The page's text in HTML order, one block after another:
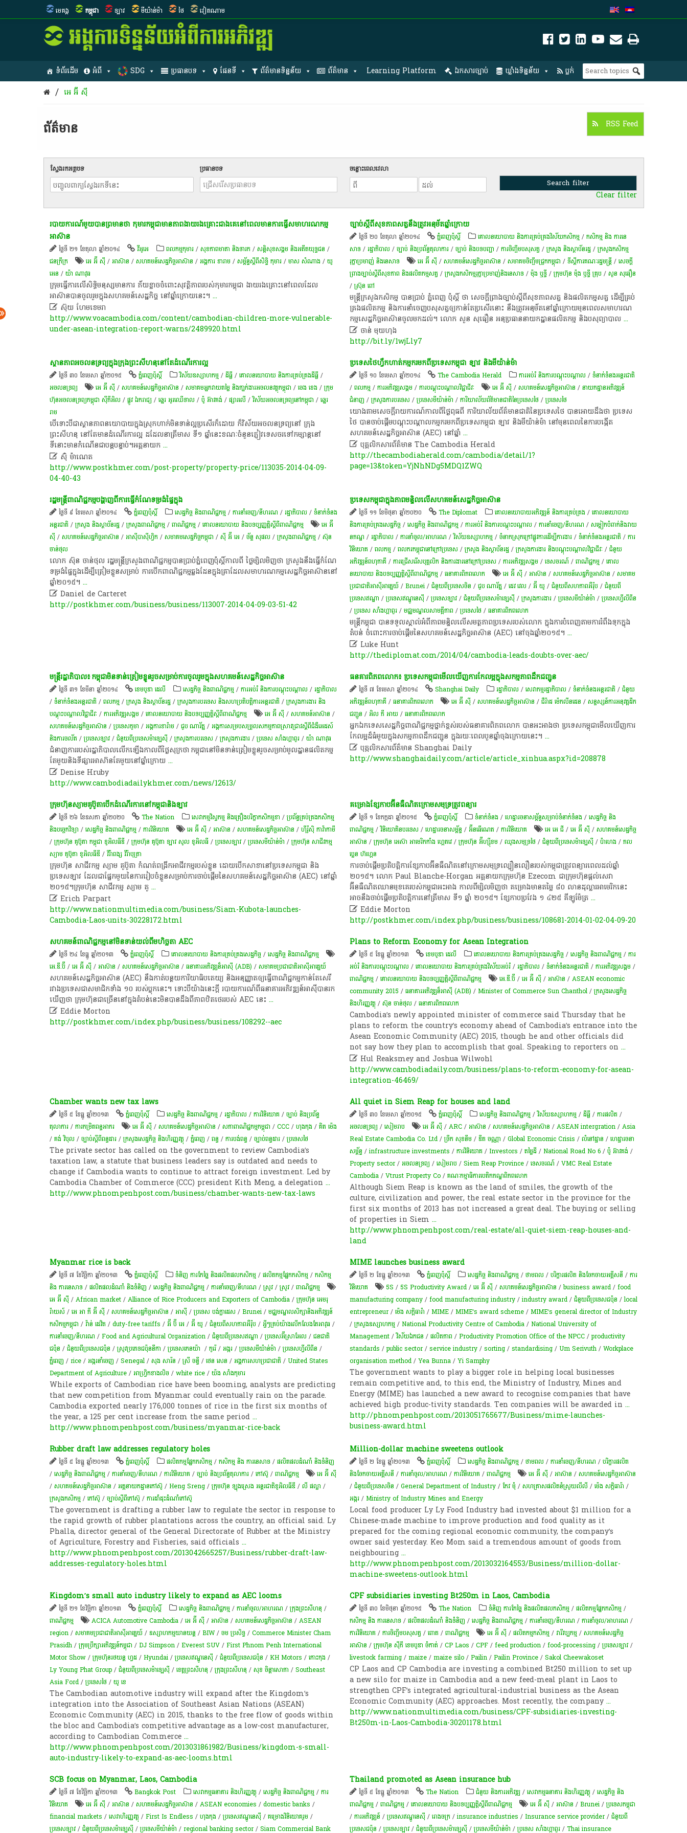
មេគង្គ កម្ពុជា ឡាវ មីយ៉ាន់ម៉ា ថៃ វៀតណាម
ទំព័រដើម អំពី SDG ប្រធានបទ ផែនទី ព័ត៌មានទិន្នន័យ ព័ត៌មាន Learning Platform ឯកសារច្បាប់ ឃ្លាំងទិន្នន័យ ប្លក់
/ អេ អ៊ី ស៊ី
ព័ត៌មាន​ RSS Feed
ស្វែងរកអត្ថបទ ប្រធានបទ ចន្លោះពេលវេលា
Clear filter
របាយការណ៍​មួយ​បាន​ព្រមាន​ថា​ កុមារ​កម្ពុជា​មាន​ភាព​ងាយ​រង​គ្រោះ​ជាងគេ​នៅ​ពេល​មានការ​ធ្វើ​សមាហរណកម្ម​
អាស៊ាន​
ថ្ងៃទី ២១ ខែតុលា ឆ្នាំ២០១៤ វីអូអេ ពលកម្មកុមារ/សុខភាពមាតា និងទារក/សន្តិសុខសង្គម និងអតីតយុទ្ធជន /
ជនក្រីក្រ
អេ អ៊ី ស៊ី/អាស៊ាន /សហគមន៍​សេដ្ឋកិច្ច​អាស៊ាន /អង្គការ ខារាម/សម្ព័ន្ធស្តីពីសិទ្ធិ កុមារ/មាស​ សំណាង /យូ
អេន /យ៉ា ណាវុធ
​ក្រុម​ធ្វើការ​លើ​សិ​ទិ្ធ​មនុស្ស​មានការ​ ភ័យ​ខ្លាច​ចំពោះ​សុវត្ថិភាព​របស់​កុមារ​កម្ពុជា​ ងាយ​រង​គ្រោះ​នៅ​ពេល​ដែល​
អាស៊ាន​បាន​ចូលរួម​ក្នុង​សហគមន៍​សេដ្ឋកិច្ច​ នៅ​ឆ្នាំ​ក្រោយ​នេះ​។​ ...
ស៊ុយ ហែមខេមរា
http://www.voacambodia.com/content/cambodian-children-more-vulnerable-
under-asean-integration-report-warns/2489920.html
ច្បាប់​ស្តីពី​សុខភាព​សត្វ​នឹង​ត្រូវ​អនុម័ត​ឆ្នាំ​ក្រោយ
ថ្ងៃទី ២០ ខែតុលា ឆ្នាំ២០១៤ ភ្នំពេញប៉ុស្តិ៍ គោលនយោបាយ និងការគ្រប់គ្រងវិស័យកសិកម្ម/កសិកម្ម​ និង​ ការ​នេ​
សាទ​/រដ្ឋាភិបាល/ច្បាប់ និងប្រព័ន្ធតុលាការ/ច្បាប់ និងបទបញ្ជា /​ការចិញ្ចឹម​បសុសត្វ​/ក្រសួង និងស្ថាប័នរដ្ឋ/ក្រសួងកសិកម្ម
រុក្ខាប្រមាញ់ និងនេសាទ
អេ អ៊ី ស៊ី/សហគមន៍​សេដ្ឋកិច្ច​អាស៊ាន /សមាគម​ចិញ្ចឹម​ជ្រូក​កម្ពុជា /ទីស្តីការគណៈរដ្ឋមន្រ្តី /សេចក្តី
ព្រាងច្បាប់ស្តីពីសុខភាព និងផលិតកម្មសត្វ/ក្រសួងកសិកម្មរុក្ខាប្រមាញ់និងនេសាទ/ម៉ុង ឬទ្ធី/ក្រុមហ៊ុន​ ម៉ុង ឫទ្ធី គ្រុប​/សួន សុធឿន
/ស្រ៊ុន ពៅ
មន្ដ្រី​ក្រសួង​កសិកម្ម បាន​ប្រាប់ ភ្នំពេញ ប៉ុស្ដិ៍ ថា សេចក្ដី​ព្រាង​ច្បាប់​ស្ដីពី​សុខភាព​សត្វ និង​ផលិត​កម្ម​សត្វ ដើម្បី​គ្រប់​
គ្រង​ផលិត​កម្ម និង​ការ​នាំ​ចេញ​បសុសត្វ​ឲ្យ​កាន់​តែ​ប្រសើរ​នោះ នឹង​ត្រូវ​អនុម័ត​នៅ​ឆ្នាំ​ក្រោយ​មុន​ពេល​សមាហរណ​
កម្ម​សេដ្ឋកិច្ច​អាស៊ាន​ចូល​មក​ដល់។ លោក សួន សុធឿន អនុ​ប្រធាន​នាយកដ្ឋាន​ផលិត​កម្ម និង​បសុ​ព្យាបាល...
 ចាន់ មុយហុង
http://bit.ly/1wjLly7
ស្ថានភាព​អចលនទ្រព្យ​ក្នុង​ក្រុងព្រះសីហនុ​នៅ​តែ​ដំណើរការ​ល្អ​
ថ្ងៃទី ៣០ ខែមេសា ឆ្នាំ២០១៥ ភ្នំពេញប៉ុស្តិ៍ វិស័យឧស្សាហកម្ម/ដីធ្លី/គោលនយោបាយ និង​ការគ្រប់គ្រង​ដីធ្លី/
អចលនទ្រព្យ​
អេ អ៊ី ស៊ី/សហគមន៍​សេដ្ឋកិច្ច​អាស៊ាន /សមាគម​អ្នក​វាយតម្លៃ និង​ភា្នក់ងារ​អចលន​វត្ថុ​កម្ពុជា /ចេង ខេង /​ក្រុម
ហ៊ុន​អចលន​ទ្រព្យ​កម្ពុជា ស៊ីភីអិល/ផ្លូវ ឯករាជ្យ/ឆ្នេរ អូរឈើទាល/ប៉ូ អ៊ាវគង់ /ផ្សារលើ/វិស័យ​អចលនទ្រព្យ​នៅកម្ពុជា /ឆ្នេរ
រាម
​បើ​ទោះបីជា​ស្ថានភាព​នយោបាយ​ក្នុងស្រុក​ហាក់​មិន​ទាន់​ល្អ​ប្រសើរ​ក៏​ដោយ​ ក៏​វិស័យ​អចលនទ្រព្យ​នៅ​ ក្រុង
ព្រះសីហនុ​ នៅ​តែ​មានដំណើរ​ការ​ល្អ​ ដដែល​នា​ត្រីមាស​ ទី​១​ ឆ្នាំ​នេះ​ខណៈ​ចំនួន​ភ្ញៀវ​ទេសចរ​ទៅ​កម្សាន្ត​នៅ​
ទីនោះ​មាន​កំណើន​ជា​បន្តបន្ទាប់​។​ ​អគ្គនាយក ...
ស៊ុំ ម៉ាណេត
http://www.postkhmer.com/post-property/property-price/113035-2014-04-09-
04-40-43
ប្រទេស​ថៃ​ហ្វឹកហាត់​កម្មករ​មក​ពី​ប្រទេស​កម្ពុជា​ ឡាវ​ និង​មី​យ៉ា​ន់​ម៉ា​
ថ្ងៃទី ១០ ខែមេសា ឆ្នាំ២០១៤ The Cambodia Herald ការអប់រំ និងការបណ្តុះបណ្តាល/ទំនាក់ទំនងអន្តរជាតិ
/ពល​កម្ម/ការ​អភិវឌ្ឍ​សង្គម/ការបណ្តុះបណ្តាលវិជ្ជាជីវៈ អេ អ៊ី ស៊ី/សហគមន៍​សេដ្ឋកិច្ច​អាស៊ាន /នាយកដ្ឋានអភិវឌ្ឍន៍
ជំនាញ /ក្រសួងការបរទេស/ប្រទេសមីយ៉ាន់ម៉ា /ការិយាល័យព័ត៌មានជាតិនៃប្រទេសថៃ /ប្រទេសថៃ
​យោង​តាម​សេចក្តីរាយការណ៍​កាលពី​ថ្ងៃ​ពុធ​ពី​ ការិយាល័យ​ព័ត៌មាន​ជាតិ​នៃ​ប្រទេស​ថៃ​ បានអោយ​ដឹង​ថា​ ប្រទេស​
ថៃ​ បាន​ចាប់ផ្តើម​បណ្តុះបណ្តាល​កម្មករ​មក​ពី​ប្រទេស​កម្ពុជា​ ឡាវ​ និង​មី​យ៉ា​ន់​ម៉ា​ នៅ​មុន​ពេល​នៃ​ការ​បង្កើត​
សហគមន៍​សេដ្ឋកិច្ច​អាស៊ាន​ (AEC)​ នៅ​ឆ្នាំ...
 បុគ្គលិកសារព័ត៌មាន The Cambodia Herald
http://thecambodiaherald.com/cambodia/detail/1?
page=13&token=YjNhNDg5MDQ1ZWQ
រដ្ឋ​មន្ត្រី​ពាណិជ្ជកម្ម​បង្ហាញ​ពី​ការ​ធ្វើ​កំណែ​ទម្រង់​ផ្ទៃ​ក្នុង
ថ្ងៃទី ៩ ខែមេសា ឆ្នាំ២០១៤ ភ្នំពេញប៉ុស្តិ៍ សេដ្ឋកិច្ច និងពាណិជ្ជកម្ម/ការនាំចេញ/នីហរណ /រដ្ឋាភិបាល/ទំនាក់ទំនង
អន្តរជាតិ/ក្រសួង និងស្ថាប័នរដ្ឋ/ក្រសួងពាណិជ្ជកម្ម/ពាណិជ្ជកម្ម/គោលនយោបាយ និងបទប្បញ្ញត្តិស្តីពីពាណិជ្ជកម្ម
អេ អ៊ី
ស៊ី/សហគមន៍​សេដ្ឋកិច្ច​អាស៊ាន /អាស៊ីបាស៊ីហ្វិក/សមាគម​សេដ្ឋ​កិច្ច​កម្ពុជា​ /ស៊ី អ៊ី អេ/ច័ន្ទ សុផល/ក្រសួងពាណិជ្ជកម្ម/ស៊ុន
ចាន់ថុល
លោក ​ស៊ុន​ ចាន់​ថុល​ រដ្ឋ​មន្ត្រី​ក្រសួង​ពាណិជ្ជកម្ម​បាន​ប្រាប់​ភ្នំពេញ​ប៉ុស្តិ៍​កាល​ពី​ ថ្ងៃ​ម្សិល​មិញ​ថា ​ក្រសួង​នឹង​ធ្វើ​កំណែ​
ទម្រង់​ផ្ទៃ​ក្នុង​ដើម្បី​ត្រៀម​ខ្លួន​សម្រាប់​ ការ​បើក​ពាណិជ្ជកម្ម​ឆ្លង​ដែន​ក្នុង​គ្រា​ដែល​​សមាហរណកម្ម​សេដ្ឋកិច្ច​អាស៊ាន​នៅ​
ឆ្នាំ​២០១៥។ ...
Daniel de Carteret
http://postkhmer.com/business/business/113007-2014-04-09-03-51-42
ប្រទេស​កម្ពុជា​ក្នុង​ភាព​មន្ទិល​លើ​សហគមន៍​សេដ្ឋកិច្ច​អាស៊ាន​
ថ្ងៃទី ១១ ខែមិថុនា ឆ្នាំ២០២០ The Diplomat គោលនយោបាយ​អភិវឌ្ឍន៍​ និង​ការ​គ្រប់គ្រង​ /គោលនយោបាយ
និងការគ្រប់គ្រងសេដ្ឋកិច្ច/សេដ្ឋកិច្ច និងពាណិជ្ជកម្ម/ការអប់រំ និងការបណ្តុះបណ្តាល/ការនាំចេញ/នីហរណ /​សម្លៀក​បំពាក់​និង​វាយ​
ន​ភ​ណ្ឌ​ /រដ្ឋាភិបាល/ការនាំចូល/អាហរណ /វិស័យឧស្សាហកម្ម/ចំនាកស្រុកក្រៅផ្លូវការដើម្បីការងារ/ទំនាក់ទំនងអន្តរជាតិ/ការ
វិនិយោគ/ពល​កម្ម/ពលករកម្ពុជានៅក្រៅប្រទេស/ក្រសួង និងស្ថាប័នរដ្ឋ/ក្រសួងការងារ និងបណ្តុះបណ្តាលវិជ្ជាជីវៈ /ជំនួយ
អភិវឌ្ឍន៍ពហុភាគី/ការជ្រើសរើសបុគ្គលិក និងការងារនៅក្រៅប្រទេស/ការ​អភិវឌ្ឍ​សង្គម/ទេសចរណ៍/ពាណិជ្ជកម្ម/គោល
នយោបាយ និងបទប្បញ្ញត្តិស្តីពីពាណិជ្ជកម្ម/ធនាគារពិភពលោក អេ អ៊ី ស៊ី/អាស៊ាន /សហគមន៍​សេដ្ឋកិច្ច​អាស៊ាន /សមាគម
ប្រជាជាតិអាស៊ីអាគ្នេយ៍/Brunei/ជំនួយពីប្រទេសចិន /ជួប ណារ័ត្ន/ដេវ វេល/អ៊ី យូ/ជំនួយពីសហភាពអឺរ៉ុប/ជំនួយពី
ប្រទេសឥណ្ឌា /ប្រទេសឥណ្ឌូនេស៊ី/ប្រទេសឡាវ/ជំនួយពីប្រទេសម៉ាឡេស៊ី​​/ក្រសួងការងារ/ប្រទេសមីយ៉ាន់ម៉ា /ប្រទេសហ្វីលីពីន
/ប្រទេស សាំងហ្គាពួរ/មជ្ឈ​មណ្ឌល​​សាម​​គ្គីភា​ព /ប្រទេសថៃ /ធនាគារពិភពលោក
មន្ត្រី​កម្ពុជា​ បាន​ទទួលស្គាល់​អំពី​ភាព​មន្ទិល​លើ​សមត្ថភាព​ប្រទេស​របស់​លោក​ ក្នុង​ការ​បំពេញ​តាម​ការ​រំពឹង​ទុក​ក្នុង​
តំបន់​ ចំពោះ​ការ​ចាប់ផ្តើម​នៃ​សហគមន៍​សេដ្ឋកិច្ច​អាស៊ាន​ (AEC)​ នៅ​ចុងឆ្នាំ​២០១៥​។​...
 Luke Hunt
http://thediplomat.com/2014/04/cambodia-leads-doubts-over-aec/
មន្ត្រី​រដ្ឋាភិបាល​៖ កម្ពុជា​មិន​ទាន់​​ត្រៀម​ខ្លួន​រួច​សម្រាប់​​​ការ​ចូល​រួម​ក្នុង​សហ​គមន៍​​សេដ្ឋកិច្ច​អាស៊ាន​
ថ្ងៃទី ៣១ ខែមីនា ឆ្នាំ២០១៤ ខេមបូឌា ដេលី សេដ្ឋកិច្ច និងពាណិជ្ជកម្ម/ការអប់រំ និងការបណ្តុះបណ្តាល/រដ្ឋាភិបាល
/ទំនាក់ទំនងអន្តរជាតិ/ពល​កម្ម/ក្រសួង និងស្ថាប័នរដ្ឋ/ក្រសួងការបរទេស និងសហប្រតិបត្តិការអន្តរជាតិ/ក្រសួងការងារ និង
បណ្តុះបណ្តាលវិជ្ជាជីវៈ /ការ​អភិវឌ្ឍ​សង្គម/គោលនយោបាយ និងបទប្បញ្ញត្តិស្តីពីពាណិជ្ជកម្ម អេ អ៊ី ស៊ី/សហ​គមន៍​​អាស៊ាន​​​​​ /
សហគមន៍​សេដ្ឋកិច្ច​អាស៊ាន /ប្រទេសភូមា /អង្គការ​ខារ៉ាម/ជួប ណារ័ត្ន/អង្គការសម្របសម្រួលសកម្មភាពស្រាវជ្រាវស្តីពីជំងឺអេដស៍
និងការចល័ត/ប្រទេសឡាវ/ជំនួយពីប្រទេសម៉ាឡេស៊ី​​/ក្រសួងការបរទេស/ក្រសួងការងារ/ប្រទេស សាំងហ្គាពួរ/យ៉ា ណាវុធ
ជំនាញការ​របស់​រដ្ឋាភិបាល​​​លើក​ឡើង​កាលពីថ្ងៃសុក្រថា កម្ពុជា​​​​នៅ​​​មិនទាន់​ត្រៀម​​​ខ្លួនរួច​សម្រាប់​មូល​ដ្ឋាន​​ផលិត​កម្ម
តែមួយ​និ​ង​ទីផ្សារ​អាសា៊ន​​​តែ​មួយ​​​នៅ​ឆ្នាំ​​​​​​​ក្រោយ​ ...
Denise Hruby
http://www.cambodiadailykhmer.com/news/12613/
ធន​គារ​ពិភព​លោក​៖ ប្រទេស​កម្ពុជា​មើល​ឃើញ​ការ​កែ​លម្អ​ក្នុង​សកម្មភាព​ដឹក​ជញ្ជូន
ថ្ងៃទី ៧ ខែមេសា ឆ្នាំ២០១៤ Shanghai Daily រដ្ឋាភិបាល/សេវាកម្មរដ្ឋាភិបាល/ទំនាក់ទំនងអន្តរជាតិ/ជំនួយ
អភិវឌ្ឍន៍ពហុភាគី/ធនាគារពិភពលោក អេ អ៊ី ស៊ី/សហគមន៍​សេដ្ឋកិច្ច​អាស៊ាន /ជឺរ៉ាដ ម៉េកលីនដេន /សន្ទស្សន៍ការអនុវត្តដឹក
ជញ្ជូន /អិល ភី អាយ/ធនាគារពិភពលោក
អ្នក​ឯកទេស​សេដ្ឋកិច្ច​ពាណិជ្ជកម្ម​ថ្នាក់​ខ្ពស់​របស់​ធនាគារ​ពិភពលោក បានអះអាងថា ប្រទេសកម្ពុជាមើលឃើញការ​
កែលម្អដ៏ធំមួយក្នុងសកម្មភាព​ដឹក​ជញ្ជូន ក្នុងរយៈពេល​បួនឆ្នាំចុងក្រោយនេះ។...
 បុគ្កលិកសារព័ត៌មាន Shanghai Daily
http://www.shanghaidaily.com/article/article_xinhua.aspx?id=208878
ក្រុមហ៊ុន​ស្យាម​គូ​ប៊ូ​តា​បើក​ដំណើរការ​នៅ​កម្ពុជា​និង​ឡាវ​
ថ្ងៃទី ២៦ ខែឧសភា ឆ្នាំ២០២០ The Nation សេវាកម្មវិស្វកម្ម និងគ្រឿងបរិក្ខាកសិកម្មខា​ /ប្រព័ន្ធគ្រប់គ្រងកសិកម្ម
និងបច្ចេកវិទ្យា /សេដ្ឋកិច្ច និងពាណិជ្ជកម្ម/ការវិនិយោគ អេ អ៊ី ស៊ី/អាស៊ាន /សហគមន៍​សេដ្ឋកិច្ច​អាស៊ាន /ហ៊ីរ៉ូស៊ិ កាវ៉ាកាមី
/ក្រុមហ៊ុន គូប៊ូតា កម្ពុជា ខូអិលធីឌី /ក្រុមហ៊ុន គូប៊ូតា ឡាវ សូល ខូអិលធី/ប្រទេសឡាវ/ប្រទេសមីយ៉ាន់ម៉ា /ក្រុមហ៊ុន​ សាជីវកម្ម​
ស្យាម​ គូ​ប៊ូ​តា ខូអិលធីឌី /វីរ៉ាពង្ស វីរ៉ាបុត្រា
ក្រុមហ៊ុន​ សាជីវកម្ម​ ស្យាម​ គូ​ប៊ូ​តា​ កំណត់​ពង្រីក​អាជីវកម្ម​របស់​ខ្លួន​ ដោយ​បើក​សាខា​នៅ​ប្រទេស​កម្ពុជា​ និង​
ប្រទេស​ឡាវ​ ដែល​ជា​ផ្នែក​មួយ​នៃ​ការ​រៀបចំ​ខ្លួន​សម្រាប់​ការ​ចាប់ផ្តើម​នៃ​សហគមន៍​សេដ្ឋកិច្ច​អាស៊ាន​ (AEC)​ នៅ​ឆ្នាំ​
២០១៥​។​ ​ក្រុមហ៊ុន​ សាជីវកម្ម​ ស្យាម​ គូ ...
Erich Parpart
http://www.nationmultimedia.com/business/Siam-Kubota-launches-
Cambodia-Laos-units-30228172.html
គម្រោង​ខ្សែ​កាប​អ៊ីនធឺណិត​ក្រោម​សមុទ្រ​ត្រូវ​ពន្យារ
ថ្ងៃទី ១ ខែកក្កដា ឆ្នាំ២០១៥ ភ្នំពេញប៉ុស្តិ៍ ទំនាក់ទំនង /ហេដ្ឋារចនាសម្ព័ន្ធសម្រាប់ទំនាក់ទំនង /សេដ្ឋកិច្ច និង
ពាណិជ្ជកម្ម/វិនិយោគិនបរទេស/ហេដ្ឋារចនាសម្ព័ន្ធ /អ៊ីនធើណេត/ការវិនិយោគ អេ អេ ជី /អេ អ៊ី ស៊ី/សហគមន៍​សេដ្ឋកិច្ច​
អាស៊ាន /ក្រុមហ៊ុន អេស៊ា អាមេរិកកាំង ហ្គេតវេ/ក្រុមហ៊ុន អ៊ីហ្ស៊ីខម/ឈូងសមុទ្រថៃ /ជំនួយពីប្រទេសម៉ាឡេស៊ី​​/ប៉ាហេង /ភល
ប្លេន ហ៊ហ្គេន
ការ​ចាប់ផ្តើម​ប្រតិបត្តិការ​ខ្សែ​កាប​អ៊ីនធឺណិត​នៅ​ក្រោម​សមុទ្រ​ល្បឿន​លឿន​របស់​កម្ពុជា​ត្រូវ​ពន្យារ​ពេល​ដល់​ឆ្នាំ
២០១៥។ លោក Paul Blanche-Horgan អគ្គ​នាយក​ក្រុមហ៊ុន Ezecom ជា​ក្រុមហ៊ុន​ផ្ដល់​សេវា​
អ៊ីនធឺណិត​ឈាន​មុខ​គេ​របស់​កម្ពុជា​អះអាង កាល​ពី​ម្សិលមិញ​ថា គម្រោង​មាន​តម្លៃ ៨០ លាន​ដុល្លារ​អាមេរិក​នេះ
អាច​នឹង​ចាប់ផ្ដើម​ប្រតិបត្តិការ​នៅ​ត្រីមាស ទី១ ឆ្នាំ ២០១៥។ ខ្សែ​កាប​ប្រវែង ១ ៤២៥ គីឡូម៉ែត្រ...
 Eddie Morton
http://postkhmer.com/index.php/business/business/108681-2014-01-02-04-09-20
សហគមន៍​ពាណិជ្ជកម្ម​នៅ​មិន​ទាន់​យល់​ពី​មហិច្ឆតា AEC
ថ្ងៃទី ២៤ ខែធ្នូ ឆ្នាំ២០១៣ ភ្នំពេញប៉ុស្តិ៍ គោលនយោបាយ និងការគ្រប់គ្រងសេដ្ឋកិច្ច/សេដ្ឋកិច្ច និងពាណិជ្ជកម្ម
អេ.ឌី.ប៊ី/អេ អ៊ី ស៊ី/អាស៊ាន /សហគមន៍​សេដ្ឋកិច្ច​អាស៊ាន /ធនាគារអភិវឌ្ឍន៏អាស៊ី (ADB) /សមាគមប្រជាជាតិអាស៊ីអាគ្នេយ៍
សហគមន៍​សេដ្ឋកិច្ច​អាស៊ាន (AEC) នឹង​កាត់​បន្ថយ​ការិយាធិបតេយ្យ និង​អនុញ្ញាត​ឲ្យ​ធ្វើ​ពាណិជ្ជកម្ម​កាន់​តែ​សេរី​
រវាង​ប្រទេស​ជា​សមាជិក​ទាំង ១០ របស់​ប្លុក​នេះ។ ទោះ​បី​យ៉ាង​នេះ​ក្តី របាយ​ការណ៍​ពី​ធនាគារ​អភិវឌ្ឍន៍​អាស៊ី​បាន​រក​
ឃើញ​ថា ក្រុមហ៊ុន​ជាច្រើន​នៅ​ក្នុង​តំបន់​នេះ​មិន​បាន​ដឹង​ពី​ភាព​ឋិតថេរ​របស់ AEC នេះ ...
Eddie Morton
http://postkhmer.com/index.php/business/business/108292--aec
Plans to Reform Economy for Asean Integration
ថ្ងៃទី ៥ ខែធ្នូ ឆ្នាំ២០១៣ ខេមបូឌា ដេលី គោលនយោបាយ និងការគ្រប់គ្រងសេដ្ឋកិច្ច/សេដ្ឋកិច្ច និងពាណិជ្ជកម្ម/ការ
អប់រំ និងការបណ្តុះបណ្តាល/គោលនយោបាយ និងការគ្រប់គ្រងវិស័យអប់រំ/រដ្ឋាភិបាល/ទំនាក់ទំនងអន្តរជាតិ/ការ​អភិវឌ្ឍ​សង្គម/
ពាណិជ្ជកម្ម/គោលនយោបាយ និងបទប្បញ្ញត្តិស្តីពីពាណិជ្ជកម្ម អេ.ឌី.ប៊ី/អេ អ៊ី ស៊ី/អាស៊ាន /ASEAN economic
community 2015 /ធនាគារអភិវឌ្ឍន៏អាស៊ី (ADB) /Minister of Commerce Sun Chanthol/ក្រសួងសេដ្ឋកិច្ច
និងហិរញ្ញវត្ថុ/ស៊ុន ចាន់ថុល/ធនាគារពិភពលោក
Cambodia’s newly appointed minister of commerce said Thursday that he
plans to reform the country’s economy ahead of Cambodia’s entrance into the
Asean Economic Community (AEC) 2015, though he and other officials did
not say how they plan to accomplish that goal. Speaking to reporters on...
 Hul Reaksmey and Joshua Wilwohl
http://www.cambodiadaily.com/business/plans-to-reform-economy-for-asean-
integration-46469/
Chamber wants new tax laws
ថ្ងៃទី ៥ ខែធ្នូ ឆ្នាំ២០១៣ ភ្នំពេញប៉ុស្តិ៍ សេដ្ឋកិច្ច និងពាណិជ្ជកម្ម/រដ្ឋាភិបាល/ការវិនិយោគ/ច្បាប់ និងប្រព័ន្ធ
តុលាការ/ការកម្រិតពន្ធអាករ អេ អ៊ី ស៊ី/សហគមន៍​សេដ្ឋកិច្ច​អាស៊ាន /សភា​ពាណិជ្ជកម្ម​កម្ពុជា​ /CCC/ហុងកុង /គិត ម៉េង
/គង់ វិបុល/ច្បាប់ស្តីពីពន្ធដារ/ក្រសួងសេដ្ឋកិច្ច និងហិរញ្ញវត្ថុ/ភ្នំពេញ /ពន្ធ /ការបង់ពន្ធ /ច្បាប់​ពន្ធដារ/ប្រទេសថៃ
The private sector has called on the government to review Cambodia’s
taxation law, a statute that business leaders say is outdated and needs to
change if Cambodia wants to continue to attract foreign investment. Led by
Cambodia Chamber of Commerce (CCC) president Kith Meng, a delegation ...
http://www.phnompenhpost.com/business/chamber-wants-new-tax-laws
All quiet in Siem Reap for houses and land
ថ្ងៃទី ៣០ ខែមេសា ឆ្នាំ២០១៥ ភ្នំពេញប៉ុស្តិ៍ សេដ្ឋកិច្ច និងពាណិជ្ជកម្ម/វិស័យឧស្សាហកម្ម/ដីធ្លី/ការផលិត​/
អចលនទ្រព្យ​/សៀមរាប អេ អ៊ី ស៊ី/ARC/អាស៊ាន /សហគមន៍​សេដ្ឋកិច្ច​អាស៊ាន /ASEAN intergration/Asia
Real Estate Cambodia Co. Ltd/ច្រឹក សុខនីម/ឌឹត ចណ្ណា /Global Economic Crisis /លំនៅ​ដ្ឋាន /ហេដ្ឋារចនា
សម្ព័ន្ធ /infrastructure investments /ការវិនិយោគ/Investors /តម្លៃដី/National Road No 6/ប៉ូ អ៊ាវគង់/
Property sector/​អចលនទ្រព្យ​/សៀមរាប/Siem Reap Province/ទេសចរណ៍/VMC Real Estate
Cambodia/Vtrust Property Co/គណៈកម្មាធិការ​បេតិកភណ្ឌ​ពិភពលោក
Although Siem Reap is known as the land of smiles, the growth of the
culture, civilization and power, the real estate sector in the province for the
first six months of 2013 has not increased a great deal. The buying or selling
of properties in Siem...
http://www.phnompenhpost.com/real-estate/all-quiet-siem-reap-houses-and-
land
Myanmar rice is back
ថ្ងៃទី ៧ ខែវិច្ឆិកា ឆ្នាំ២០១៣ ភ្នំពេញប៉ុស្តិ៍ ទំនិញ ការកែច្នៃ និងផលិតផលកសិកម្ម/​ផលិតកម្ម​ផ្នែក​កសិកម្ម​/កសិកម្ម​
និង​ ការ​នេ​សាទ​/ផលិតផលដំណាំ និងទំនិញ /សេដ្ឋកិច្ច និងពាណិជ្ជកម្ម/ការនាំចេញ/នីហរណ /​ស្រូវ​/​ស្រូវ​/ពាណិជ្ជកម្ម
អេ អ៊ី ស៊ី/African market/Alliance of Rice Producers and Exporters of Cambodia/ក្រុមហ៊ុន អេមរុ
រ៉ាយស៍/អេ អា ភី អ៊ី ស៊ី/សហគមន៍​សេដ្ឋកិច្ច​អាស៊ាន /អាស៊ី/ប្រទេស បង់ក្លាដេស/Brunei/មជ្ឈមណ្ឌលសិក្សានិងអភិវឌ្ឍន៍
កសិកម្មកម្ពុជា /វ៉ាន់ ដេវិត/duty-free tariffs /អ៊ី ប៊ី អេ/អ៊ី យូ/ជំនួយពីសហភាពអឺរ៉ុប/អ្វីៗ​គ្រប់​យ៉ាង​លើក​លែង​តែ​អាវុធ/
ការនាំចេញ/នីហរណ /Food and Agricultural Organization/ជំនួយពីប្រទេសឥណ្ឌា /ប្រ​ទេស​អ៊ីស្រាអែល/ជនជាតិ
ជប៉ុន /ជំនួយពីប្រទេសជប៉ុន /​ស្រូវ​ប្រភេទ​ជប៉ុន​នី​កា /ប្រទេស​កេនយ៉ា ​ /កូរ៉េ/​អង្ករ/ប្រទេសមីយ៉ាន់ម៉ា /ប្រទេសហ្វីលីពីន /
ភ្នំពេញ /rice/​អង្ករ​នាំចេញ​​ /Senegal/សុង សារ៉ន /ស្រី ចន្ធី /ថេន​ សេន /អង្គការសហប្រជាជាតិ/United States
Department of Agriculture/អាហ្វ្រិកខាងលិច/white rice/យ៉ង សាំង​កុមារ
While exports of Cambodian rice have been booming, analysts are predicting
that new competition from Myanmar could eventually rain on the parade.
Cambodia exported nearly 176,000 tonnes of rice in the first six months of
the year, a 125 per cent increase from the same period ...
http://www.phnompenhpost.com/business/myanmar-rice-back
MIME launches business award
ថ្ងៃទី ២ ខែធ្នូ ឆ្នាំ២០១៣ ភ្នំពេញប៉ុស្តិ៍ សេដ្ឋកិច្ច និងពាណិជ្ជកម្ម/ថាមពល/បរិក្ខារផលិត និងចែកចាយអគ្គីសនី /ការ
វិនិយោគ
5S / 5S Productivity Award/អេ អ៊ី ស៊ី/សហគមន៍​សេដ្ឋកិច្ច​អាស៊ាន /business award/food
manufacturing company/food manufacturing industry/industry award/ជំនួយពីប្រទេសជប៉ុន /local
entrepreneur/ម៉េង សក្តិធារ៉ា /MIME/MIME’s award scheme/MIME’s general director of Industry
/ក្រសួងឧស្សាហកម្ម/National Productivity Centre of Cambodia/National University of
Management/វិស័យ​ឯកជន​ /ផលិតភាព /Productivity Promotion Office of the NPCC/productivity
standards /public sector/service industry/sorting/standardising/Um Serivuth/Workplace
organisation method/Yea Bunna/Yi Samphy
The government wants to play a bigger role in helping local businesses
remain competitive and, to this end, the Ministry of Industry, Mines and
Energy (MIME) has launched a new award to recognise companies that have
achieved high produc-tivity standards. Ten companies will be awarded in...
http://phnompenhpost.com/2013051765677/Business/mime-launches-
business-award.html
Rubber draft law addresses regulatory holes
ថ្ងៃទី ៥ ខែធ្នូ ឆ្នាំ២០១៣ ភ្នំពេញប៉ុស្តិ៍ ​ផលិតកម្ម​ផ្នែក​កសិកម្ម​/កសិកម្ម​ និង​ ការ​នេ​សាទ​/ផលិតផលដំណាំ និងទំនិញ
/សេដ្ឋកិច្ច និងពាណិជ្ជកម្ម/ការនាំចេញ/នីហរណ /ការវិនិយោគ/ច្បាប់ និងប្រព័ន្ធតុលាការ/​កៅស៊ូ​/ពាណិជ្ជកម្ម
អេ អ៊ី ស៊ី
/សហគមន៍​សេដ្ឋកិច្ច​អាស៊ាន /អគ្គ​នាយកដ្ឋាន​កៅស៊ូ​/Heng Sreng/ក្រុមហ៊ុន​ ឡុងស្រេង​​ អន្តរជាតិខូអិលធីឌី /លី ផល្លា /
ក្រសួងកសិកម្ម/កៅស៊ូ/ច្បាប់​ស្តី​ពី​កៅស៊ូ/ការ​ដាំដុះ​ដំណាំ​​កៅស៊ូ​
The government is drafting a rubber law to regulate the sector in response to
the rapid growth of rubber plantations across the country, an official said. Ly
Phalla, director general of the General Directorate of Rubber at the Ministry
of Agriculture, Forestry and Fisheries, said officials ...
http://www.phnompenhpost.com/2013042665257/Business/rubber-draft-law-
addresses-regulatory-holes.html
Million-dollar machine sweetens outlook
ថ្ងៃទី ២ ខែធ្នូ ឆ្នាំ២០១៣ ភ្នំពេញប៉ុស្តិ៍ សេដ្ឋកិច្ច និងពាណិជ្ជកម្ម/ថាមពល/ការនាំចេញ/នីហរណ /បរិក្ខារផលិត
និងចែកចាយអគ្គីសនី /ការនាំចូល/អាហរណ /ការវិនិយោគ/ពាណិជ្ជកម្ម អេ អ៊ី ស៊ី/អាស៊ាន /សហគមន៍​សេដ្ឋកិច្ច​អាស៊ាន
/ជំនួយពីប្រទេសចិន /General Department of Industry/កែវ មុំ/សហគ្រាស​ផលិត​នំ​ស្រួយ​លី​លី/ម៉េង សក្តិធារ៉ា /
អង្ករ/Ministry of Industry Mines and Energy
Local food producer Ly Ly Food Industry had invested about $1 million for a
Chinese-made machine to improve production and food quality as it
prepared for the coming regional economic community, the company’s
owner said yesterday. Keo Mom said a tremendous amount of goods from
neighbouring...
http://www.phnompenhpost.com/2013032164553/Business/million-dollar-
machine-sweetens-outlook.html
Kingdom’s small auto industry likely to expand as AEC looms
ថ្ងៃទី ២១ ខែវិច្ឆិកា ឆ្នាំ២០១៣ ភ្នំពេញប៉ុស្តិ៍ សេដ្ឋកិច្ច និងពាណិជ្ជកម្ម/ការនាំចូល/អាហរណ /ក្រុងព្រះសីហនុ /
ពាណិជ្ជកម្ម
ACICA Automotive Cambodia/អេ អ៊ី ស៊ី/អាស៊ាន /សហគមន៍​សេដ្ឋកិច្ច​អាស៊ាន /ASEAN
region/សមាគមប្រជាជាតិអាស៊ីអាគ្នេយ៍/ឧស្សាហកម្ម​យានយន្ត​ /BIW/ចម ប្រសិទ្ធ/Commerce Minister Cham
Prasidh/ក្រុមប្រឹក្សាអភិវឌ្ឍន៍កម្ពុជា /DJ Simpson/Everest SUV/First Phnom Penh International
Motor Show/ក្រុមហ៊ុនរថយន្ត ហ្វដ/Hyundai/ប្រទេសឥណ្ឌូនេស៊ី/ជំនួយពីប្រទេសជប៉ុន /KH Motors /កោះកុង /
Ly Young Phat Group/ជំនួយពីប្រទេសម៉ាឡេស៊ី​​/ខេត្ត​ព្រះសីហនុ​ /ក្រុងព្រះសីហនុ /សុខ ចិ​ន្តាសោភា /Southeast
Asia Ford/ប្រទេសថៃ /យូ​ ខេ
The Cambodian automotive industry will expand after the Kingdom’s
integration into the Association of Southeast Asian Nations (ASEAN)
Economic Community (AEC) in 2015, thanks to the free flow of goods within
the bloc and Cambodia’s competitive advantage as a low-cost manufacturer,
according to Cambodian Commerce ...
http://www.phnompenhpost.com/2013031861982/Business/kingdom-s-small-
auto-industry-likely-to-expand-as-aec-looms.html
CPF subsidiaries investing Bt250m in Laos, Cambodia
ថ្ងៃទី ៣០ ខែមិថុនា ឆ្នាំ២០១៥ The Nation ទំនិញ ការកែច្នៃ និងផលិតផលកសិកម្ម/​ផលិតកម្ម​ផ្នែក​កសិកម្ម​/
កសិកម្ម​ និង​ ការ​នេ​សាទ​/ផលិតផលដំណាំ និងទំនិញ /សេដ្ឋកិច្ច និងពាណិជ្ជកម្ម/ការនាំចេញ/នីហរណ /ការនាំចូល/អាហរណ /
ការវិនិយោគ/​ការចិញ្ចឹម​បសុសត្វ​/​ពោត/ពាណិជ្ជកម្ម អេ អ៊ី ស៊ី/ផលិតកម្ម​កសិកម្ម​/វារីវប្បកម្ម/សហគមន៍​សេដ្ឋកិច្ច​
អាស៊ាន /ក្រុមហ៊ុន ស៊ីភី ខេមបូឌា ចំកាត់/CP Laos /CPF/feed production/food-processing/ប្រទេសឡាវ/
livestock farming/maize/maize silo/Pailin/Pailin Province/Sakol Cheewakoset
CP Laos and CP Cambodia are investing a combined Bt250 million to set up
a new silo for maize in Cambodia and a new feed-meal plant in Laos to
strengthen CPF’s integrated agricultural-industrial business as the Asean
Economic Community (AEC) approaches. Most recently, the company...
http://www.nationmultimedia.com/business/CPF-subsidiaries-investing-
Bt250m-in-Laos-Cambodia-30201178.html
SCB focus on Myanmar, Laos, Cambodia
ថ្ងៃទី ៧ ខែវិច្ឆិកា ឆ្នាំ២០១៣ Bangkok Post សេវាកម្មធនាគារ និងហិរញ្ញវត្ថុ/សេដ្ឋកិច្ច និងពាណិជ្ជកម្ម/ការ
វិនិយោគ
អេ អ៊ី ស៊ី/អាស៊ាន /សហគមន៍​សេដ្ឋកិច្ច​អាស៊ាន /ASEAN economies /domestic banks /
financial markets /សេវាហិរញ្ញវត្ថុ/First Is Endless /ហុងកុង /ប្រទេសឥណ្ឌូនេស៊ី/គម្រោង​​វិនិយោគ​​រួម​/
ប្រទេសឡាវ/ជំនួយពីប្រទេសម៉ាឡេស៊ី​​/ប្រទេសមីយ៉ាន់ម៉ា /regional banking sector/Siam Commercial Bank
Thailand promoted as Asean insurance hub
ថ្ងៃទី ៥ ខែធ្នូ ឆ្នាំ២០១៣ The Nation ជំនួយ និងការអភិវឌ្ឍ/សេវាកម្មធនាគារ និងហិរញ្ញវត្ថុ/សេដ្ឋកិច្ច និង
ពាណិជ្ជកម្ម/ពាណិជ្ជកម្ម/គោលនយោបាយ និងបទប្បញ្ញត្តិស្តីពីពាណិជ្ជកម្ម អេ អ៊ី ស៊ី/អាស៊ាន /Brunei/ប្រទេសកម្ពុជា
/ការអភិវឌ្ឍន៍/ប្រទេសឥណ្ឌូនេស៊ី/​រោងចក្រ/insurance industries /Insurance service provider/ជំនួយពី
ប្រទេសជប៉ុន /ប្រទេសឡាវ/ជំនួយពីប្រទេសម៉ាឡេស៊ី​​/ប្រទេសមីយ៉ាន់ម៉ា /ប្រទេស សាំងហ្គាពួរ/Thai insurance